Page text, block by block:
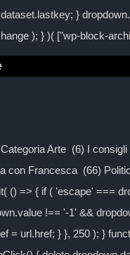
}
); } )( ["wp-block-
Arte (6) I
con Francesca (66)
() => { if ( 'escape' ===
!== '-1' &&
= url.href; } }, 250 ); }